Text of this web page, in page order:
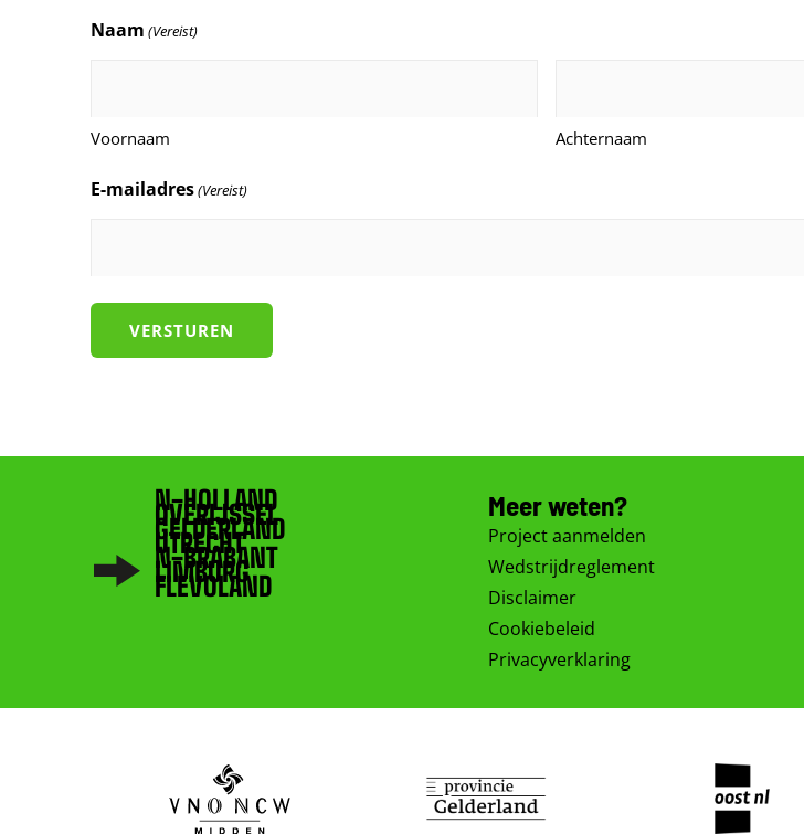
Naam (Vereist)
Voornaam Achternaam
E-mailadres(Vereist)
N-HOLLAND
OVERIJSSEL
GELDERLAND
UTRECHT
N-BRABANT
LIMBURG
FLEVOLAND
Meer weten?
Project aanmelden
Wedstrijdreglement
Disclaimer
Cookiebeleid
Privacyverklaring